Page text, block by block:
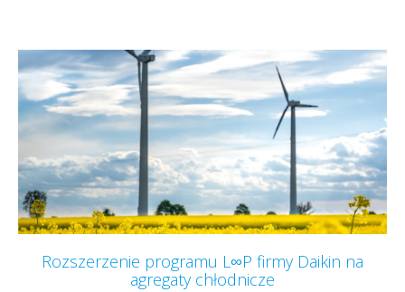
Rozszerzenie programu L∞P firmy Daikin na
agregaty chłodnicze